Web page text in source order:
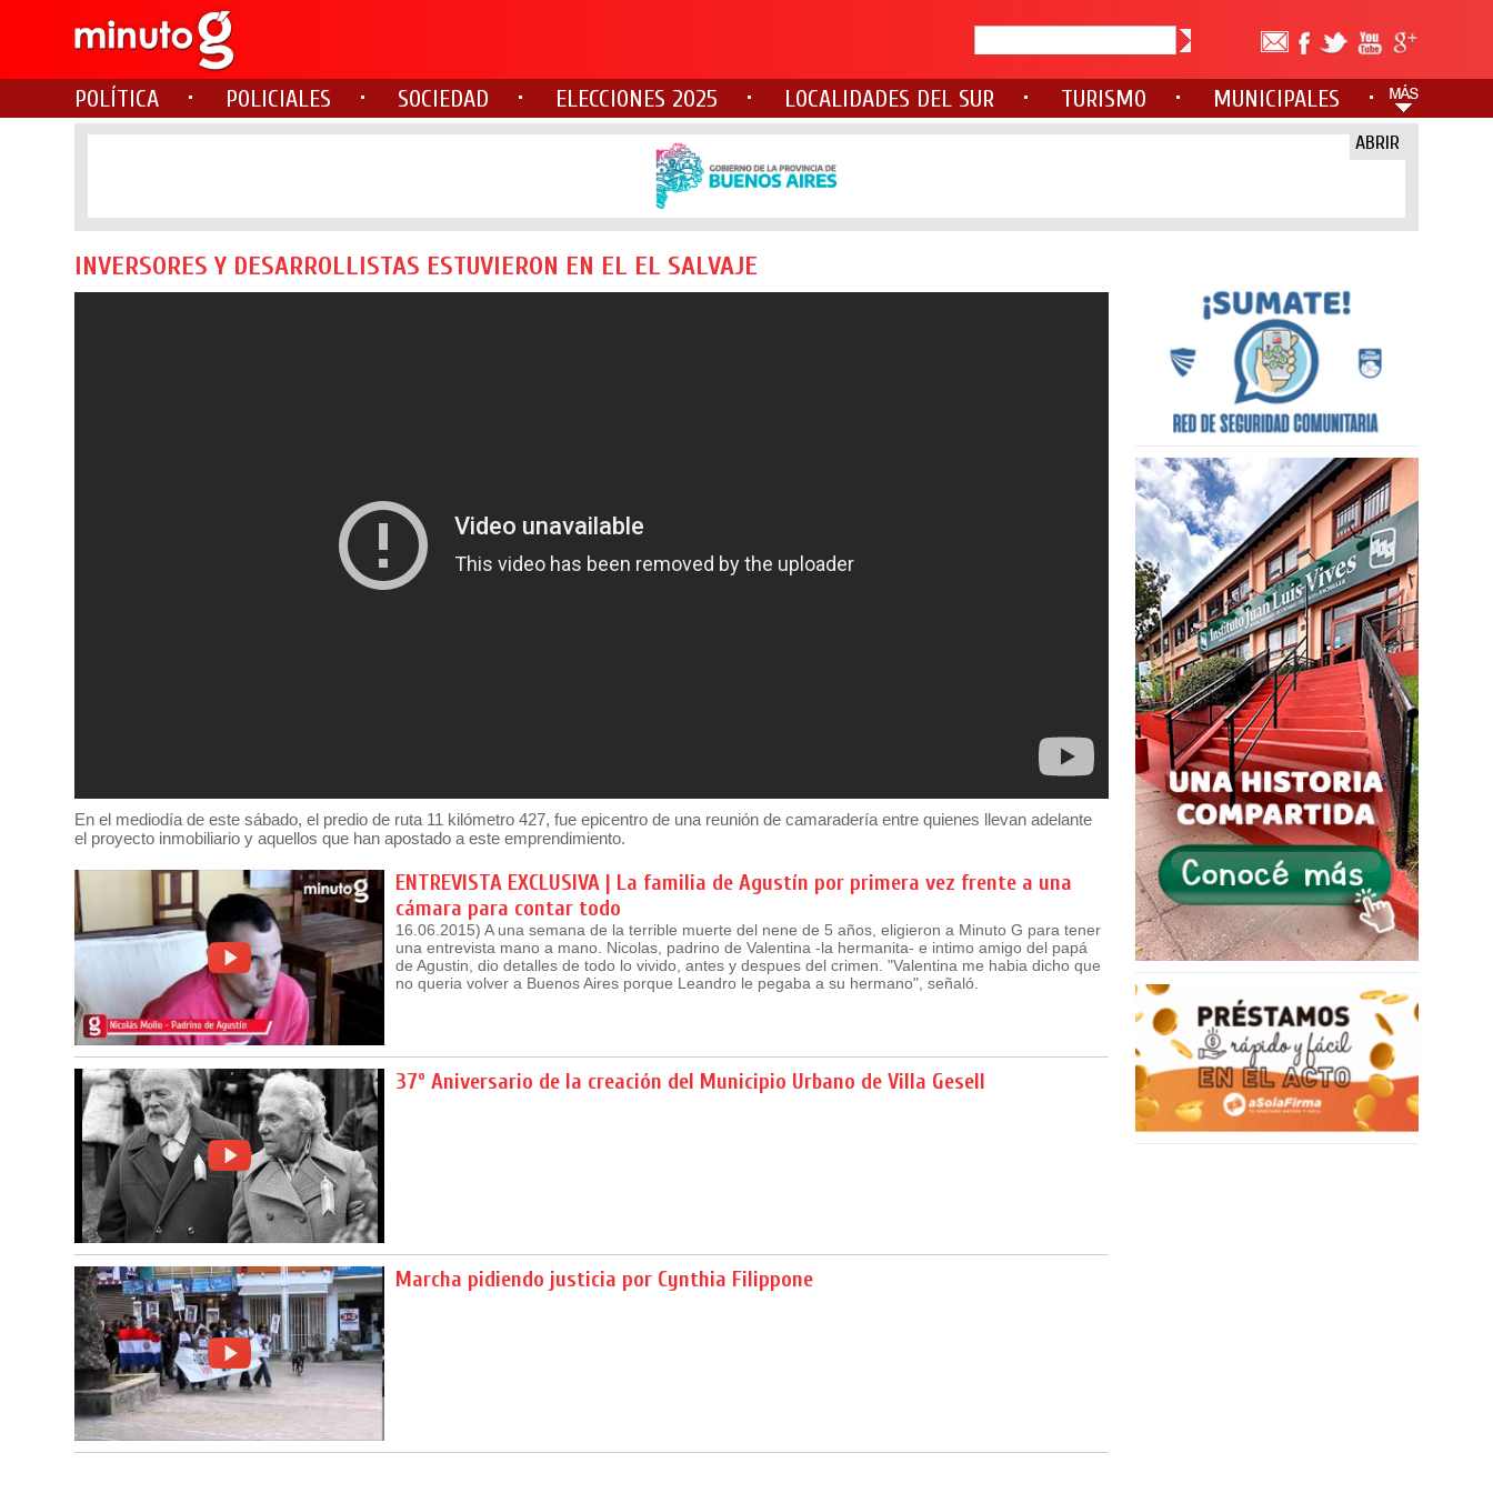
POLÍTICA POLICIALES SOCIEDAD ELECCIONES 2025 LOCALIDADES DEL SUR TURISMO MUNICIPALES
ABRIR
INVERSORES Y DESARROLLISTAS ESTUVIERON EN EL EL SALVAJE
En el mediodía de este sábado, el predio de ruta 11 kilómetro 427, fue epicentro de una reunión de camaradería entre quienes llevan adelante
el proyecto inmobiliario y aquellos que han apostado a este emprendimiento.
ENTREVISTA EXCLUSIVA | La familia de Agustín por primera vez frente a una
cámara para contar todo
16.06.2015) A una semana de la terrible muerte del nene de 5 años, eligieron a Minuto G para tener
una entrevista mano a mano. Nicolas, padrino de Valentina -la hermanita- e intimo amigo del papá
de Agustin, dio detalles de todo lo vivido, antes y despues del crimen. "Valentina me habia dicho que
no queria volver a Buenos Aires porque Leandro le pegaba a su hermano", señaló.
37º Aniversario de la creación del Municipio Urbano de Villa Gesell
Marcha pidiendo justicia por Cynthia Filippone